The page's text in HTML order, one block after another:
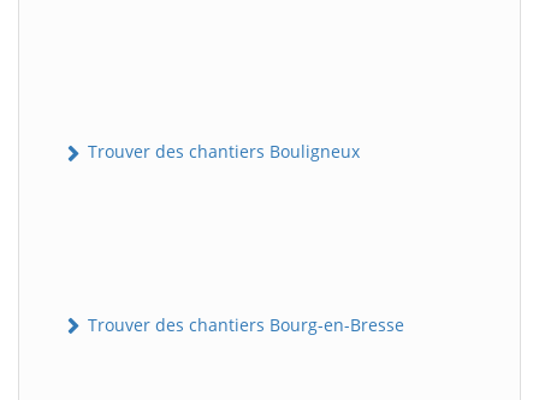
Trouver des chantiers Bouligneux
Trouver des chantiers Bourg-en-Bresse